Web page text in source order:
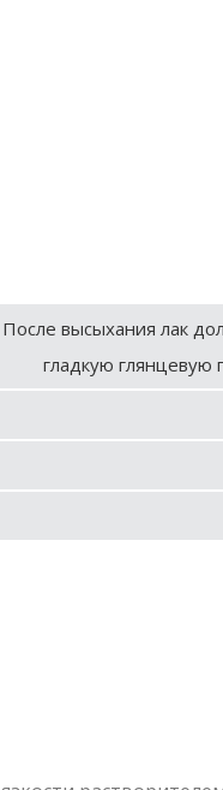
После высыхания лак
гладкую глянцевую